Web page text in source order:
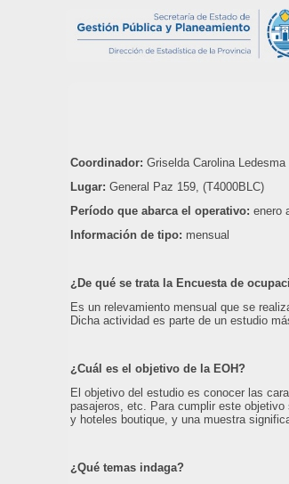
Coordinador: Griselda Carolina Ledesma
Lugar: General Paz 159, (T4000BLC)
Período que abarca el operativo: enero
Información de tipo: mensual
¿De qué se trata la Encuesta de
Es un relevamiento mensual que se
Dicha actividad es parte de un estudio
¿Cuál es el objetivo de la EOH?
El objetivo del estudio es conocer las
pasajeros, etc. Para cumplir este
y hoteles boutique, y una muestra
¿Qué temas indaga?